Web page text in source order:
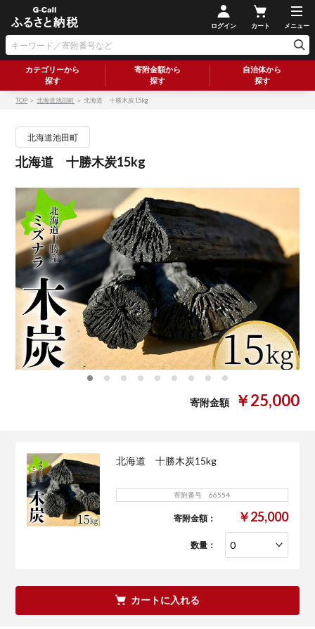
ログイン カート メニュー
カテゴリーから
探す
寄附金額から
探す
自治体から
探す
TOP ＞北海道池田町 ＞ 北海道 十勝木炭15kg
北海道池田町
北海道 十勝木炭15kg
寄附金額 ￥25,000
北海道 十勝木炭15kg
寄附番号 66554
寄附金額： ￥25,000
数量：
カートに入れる